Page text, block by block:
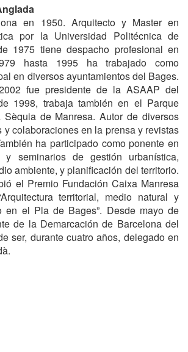
en 1950. Arquitecto y Master en
por la Universidad Politécnica de
1975 tiene despacho profesional en
hasta 1995 ha trabajado como
en diversos ayuntamientos del Bages.
fue presidente de la ASAAP del
1998, trabaja también en el Parque
de Manresa. Autor de diversos
y colaboraciones en la prensa y revistas
ha participado como ponente en
y seminarios de gestión urbanística,
ambiente, y planificación del territorio.
el Premio Fundación Caixa Manresa
territorial, medio natural y
en el Pla de Bages”. Desde mayo de
de la Demarcación de Barcelona del
ser, durante cuatro años, delegado en